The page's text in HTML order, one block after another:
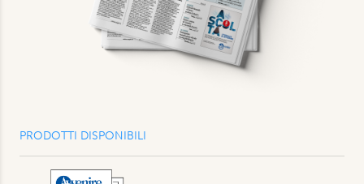
PRODOTTI DISPONIBILI